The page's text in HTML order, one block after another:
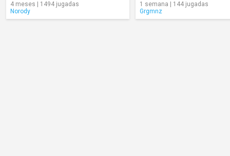
4 meses | 1494 jugadas
Norody
1 semana | 144 jugadas
Grgmnz